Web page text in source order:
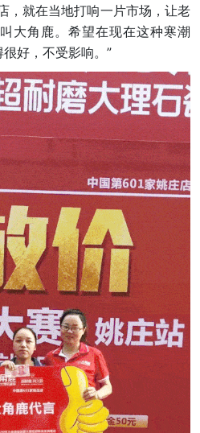
，就在当地打响一片市场，让老
大角鹿。希望在现在这种寒潮
好，不受影响。”